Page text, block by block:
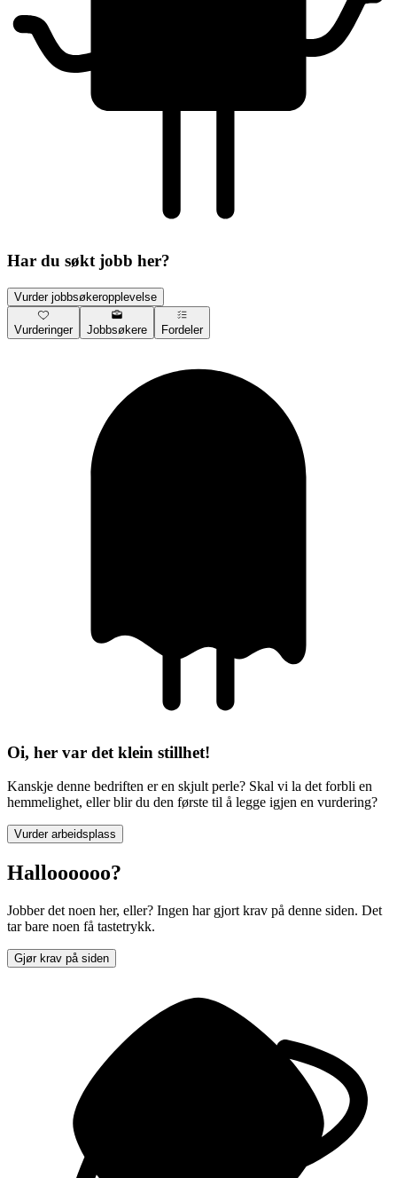
Har du søkt jobb her?
Vurder jobbsøkeropplevelse
Vurderinger Jobbsøkere Fordeler
Oi, her var det klein stillhet!
Kanskje denne bedriften er en skjult perle? Skal vi la det forbli en
hemmelighet, eller blir du den første til å legge igjen en vurdering?
Vurder arbeidsplass
Halloooooo?
Jobber det noen her, eller? Ingen har gjort krav på denne siden. Det
tar bare noen få tastetrykk.
Gjør krav på siden